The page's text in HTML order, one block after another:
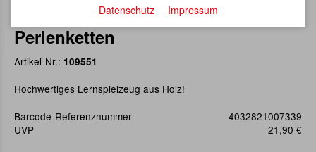
Aufhängung für die Kurzen
Perlenketten
Artikel-Nr.: 109551
Hochwertiges Lernspielzeug aus Holz!
Barcode-Referenznummer
4032821007339
UVP
21,90 €
Datenschutz Impressum